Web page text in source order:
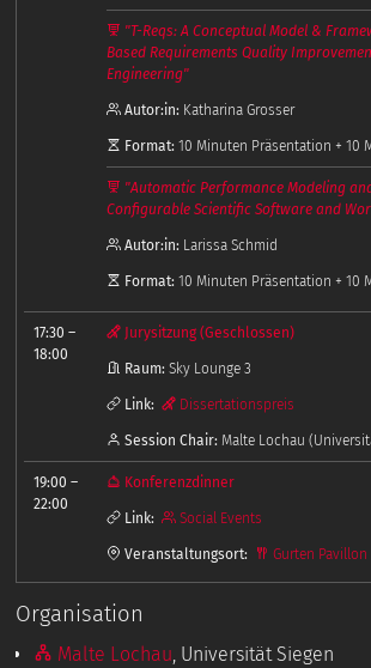
"T-Reqs: A Conceptual Model &
Based Requirements Quality
Engineering"
Autor:in: Katharina Grosser
Format: 10 Minuten Präsentation + 10
"Automatic Performance Modeling
Configurable Scientific Software and
Autor:in: Larissa Schmid
Format: 10 Minuten Präsentation + 10
17:30 –
18:00
Jurysitzung (Geschlossen)
Raum: Sky Lounge 3
Link: Dissertationspreis
Session Chair: Malte Lochau
19:00 –
22:00
Konferenzdinner
Link: Social Events
Veranstaltungsort: Gurten Pavillon
Organisation
Malte Lochau, Universität Siegen